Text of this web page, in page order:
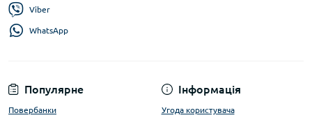
Популярне
Повербанки
Інформація
Угода користувача
Viber
WhatsApp